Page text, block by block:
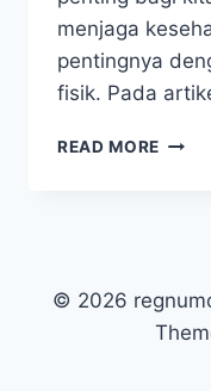
menjaga
pentingnya
fisik. Pada
READ MORE
© 2026